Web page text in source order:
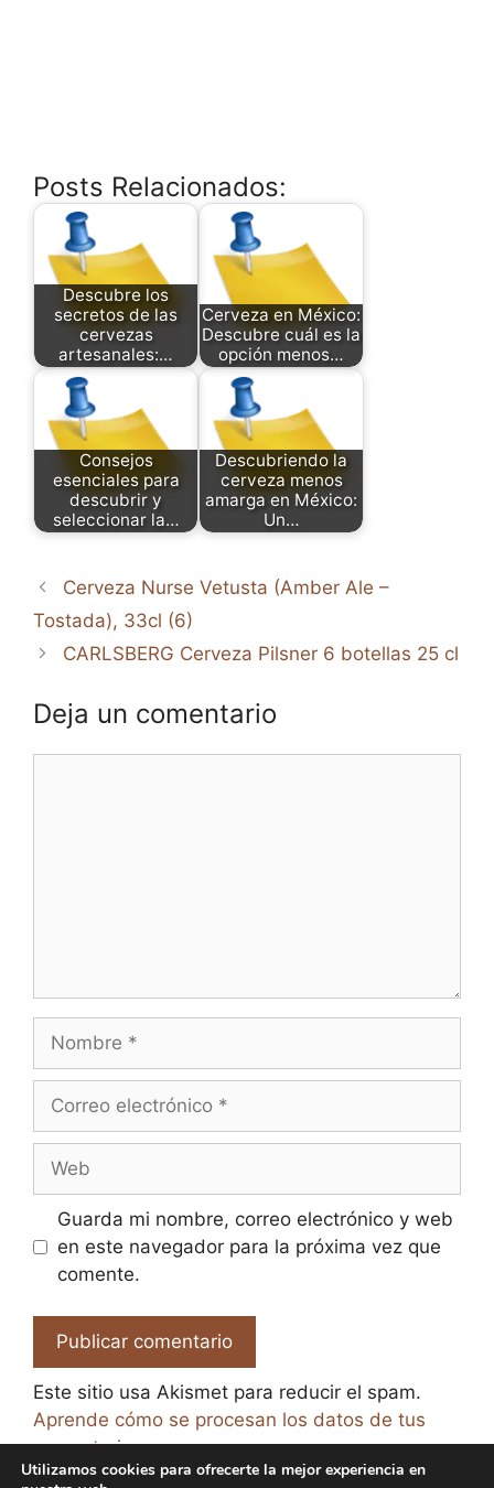
Posts Relacionados:
Descubre los
secretos de las
cervezas
artesanales:…
Cerveza en México:
Descubre cuál es la
opción menos…
Consejos
esenciales para
descubrir y
seleccionar la…
Descubriendo la
cerveza menos
amarga en México:
Un…
Cerveza Nurse Vetusta (Amber Ale –
Tostada), 33cl (6)
CARLSBERG Cerveza Pilsner 6 botellas 25 cl
Deja un comentario
electrónico
Guarda mi nombre, correo electrónico y web
en este navegador para la próxima vez que
comente.
Este sitio usa Akismet para reducir el spam.
Aprende cómo se procesan los datos de tus
comentarios.
Utilizamos cookies para ofrecerte la mejor experiencia en